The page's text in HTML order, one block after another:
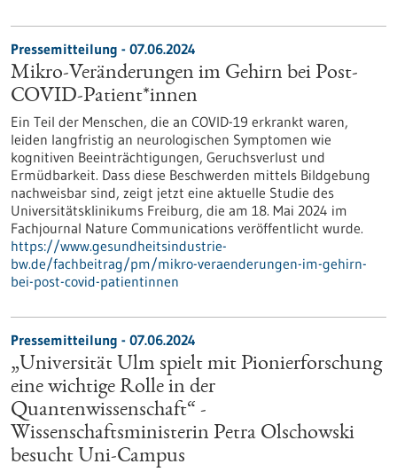
Pressemitteilung - 07.06.2024
Mikro-Veränderungen im Gehirn bei Post-
COVID-Patient*innen
Ein Teil der Menschen, die an COVID-19 erkrankt waren,
leiden langfristig an neurologischen Symptomen wie
kognitiven Beeinträchtigungen, Geruchsverlust und
Ermüdbarkeit. Dass diese Beschwerden mittels Bildgebung
nachweisbar sind, zeigt jetzt eine aktuelle Studie des
Universitätsklinikums Freiburg, die am 18. Mai 2024 im
Fachjournal Nature Communications veröffentlicht wurde.
https://www.gesundheitsindustrie-
bw.de/fachbeitrag/pm/mikro-veraenderungen-im-gehirn-
bei-post-covid-patientinnen
Pressemitteilung - 07.06.2024
„Universität Ulm spielt mit Pionierforschung
eine wichtige Rolle in der
Quantenwissenschaft“ -
Wissenschaftsministerin Petra Olschowski
besucht Uni-Campus